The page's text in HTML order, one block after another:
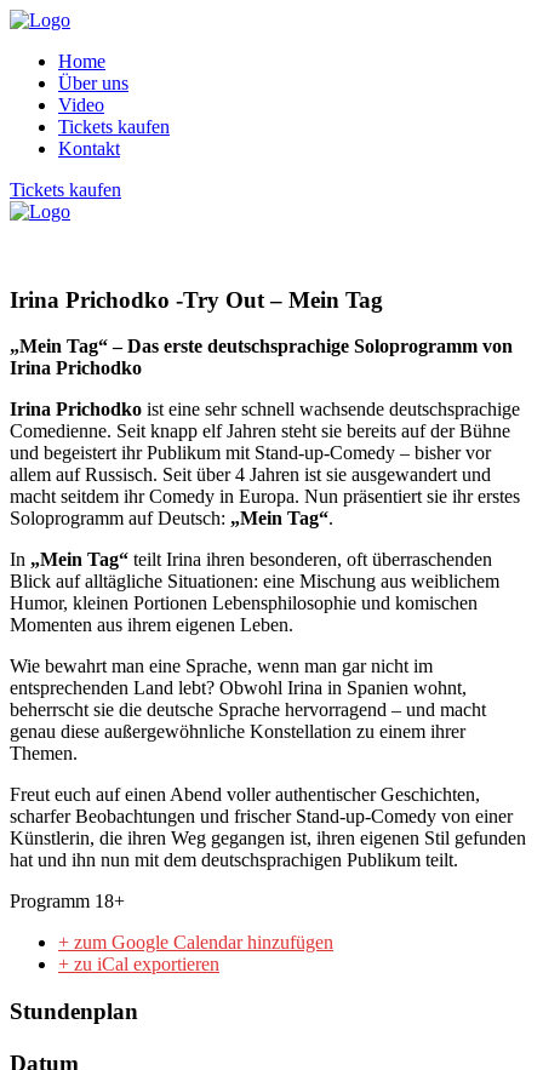
Home
Über uns
Video
Tickets kaufen
Kontakt
Tickets kaufen
Irina Prichodko -Try Out – Mein Tag
„Mein Tag“ – Das erste deutschsprachige Soloprogramm von
Irina Prichodko
Irina Prichodko ist eine sehr schnell wachsende deutschsprachige
Comedienne. Seit knapp elf Jahren steht sie bereits auf der Bühne
und begeistert ihr Publikum mit Stand-up-Comedy – bisher vor
allem auf Russisch. Seit über 4 Jahren ist sie ausgewandert und
macht seitdem ihr Comedy in Europa. Nun präsentiert sie ihr erstes
Soloprogramm auf Deutsch: „Mein Tag“.
In „Mein Tag“ teilt Irina ihren besonderen, oft überraschenden
Blick auf alltägliche Situationen: eine Mischung aus weiblichem
Humor, kleinen Portionen Lebensphilosophie und komischen
Momenten aus ihrem eigenen Leben.
Wie bewahrt man eine Sprache, wenn man gar nicht im
entsprechenden Land lebt? Obwohl Irina in Spanien wohnt,
beherrscht sie die deutsche Sprache hervorragend – und macht
genau diese außergewöhnliche Konstellation zu einem ihrer
Themen.
Freut euch auf einen Abend voller authentischer Geschichten,
scharfer Beobachtungen und frischer Stand-up-Comedy von einer
Künstlerin, die ihren Weg gegangen ist, ihren eigenen Stil gefunden
hat und ihn nun mit dem deutschsprachigen Publikum teilt.
Programm 18+
+ zum Google Calendar hinzufügen
+ zu iCal exportieren
Stundenplan
Datum